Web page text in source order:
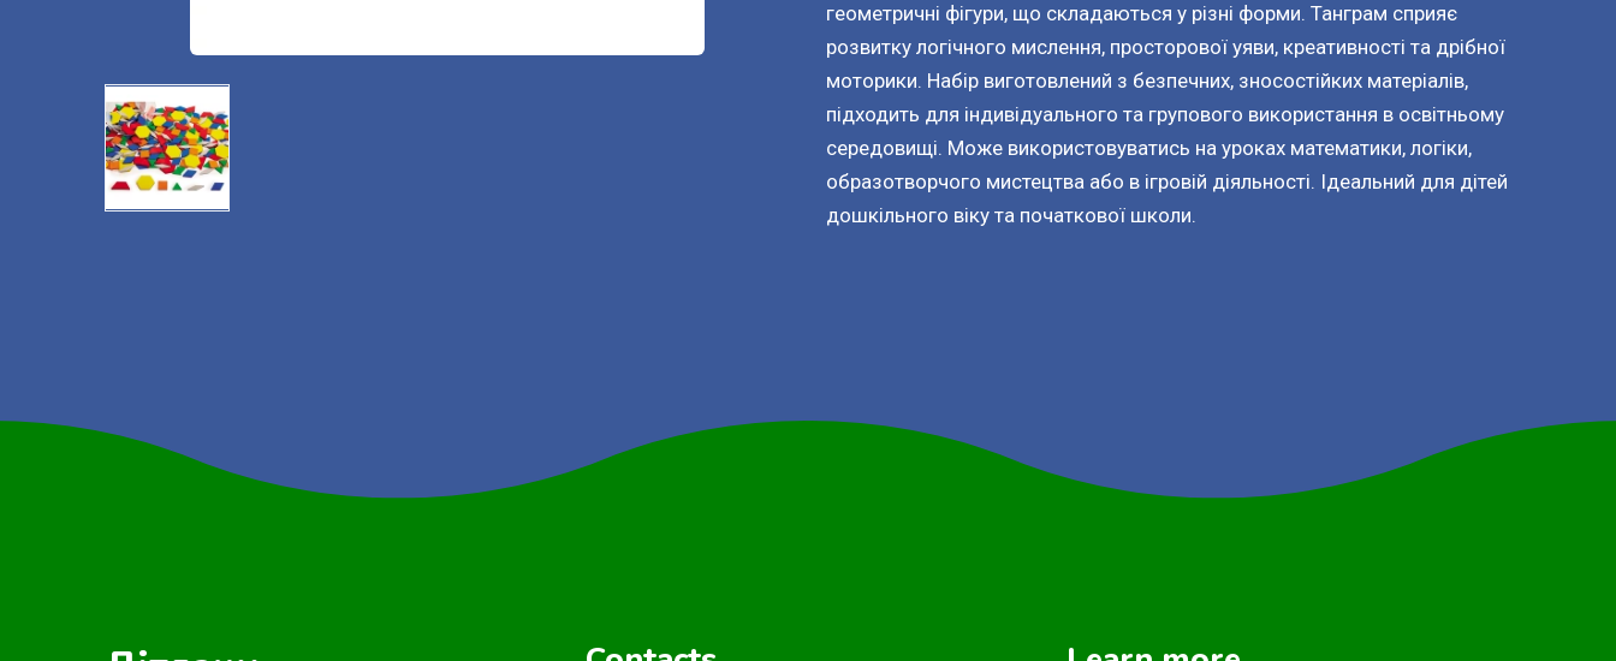
геометричні фігури, що складаються у різні форми. Танграм сприяє
розвитку логічного мислення, просторової уяви, креативності та дрібної
моторики. Набір виготовлений з безпечних, зносостійких матеріалів,
підходить для індивідуального та групового використання в освітньому
середовищі. Може використовуватись на уроках математики, логіки,
образотворчого мистецтва або в ігровій діяльності. Ідеальний для дітей
дошкільного віку та початкової школи.